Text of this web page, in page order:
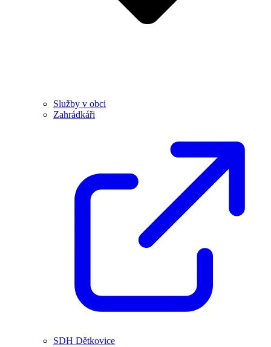
Služby v obci
Zahrádkáři
SDH Dětkovice